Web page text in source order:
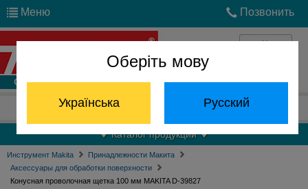
Оберіть мову
Українська Русский
Меню Позвонить
Войти
Отдел запчастей: (068) 824-24-24
Каталог продукции
Инструмент Makita
Принадлежности Макита
Аксессуары для обработки поверхности
Конусная проволочная щетка 100 мм MAKITA D-39827